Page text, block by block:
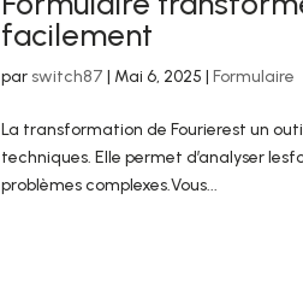
facilement
par switch87 | Mai 6, 2025 |Formulaire
La transformation de Fourierest un
techniques. Elle permet d’analyser
problèmes complexes.Vous...